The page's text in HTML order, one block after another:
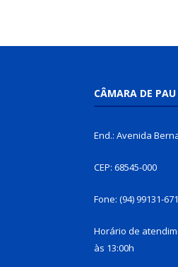
CÂMARA DE PAU
End.: Avenida
CEP: 68545-000
Fone: (94) 99131-
Horário de
às 13:00h